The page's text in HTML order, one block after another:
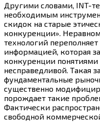
Другими словами, INT-
необходимым
скидок на старые
конкуренции».
технологий
информацией, которая
конкуренции
несправедливой. Такая
фундаментальные
существенно
порождает такие
Фактически
свободной